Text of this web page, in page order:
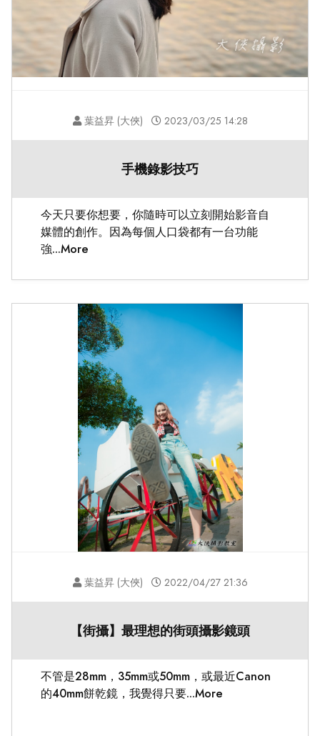
葉益昇 (大俠) 2023/03/25 14:28
手機錄影技巧
今天只要你想要，你隨時可以立刻開始影音自
媒體的創作。因為每個人口袋都有一台功能
強...More
葉益昇 (大俠) 2022/04/27 21:36
【街攝】最理想的街頭攝影鏡頭
不管是28mm，35mm或50mm，或最近Canon
的40mm餅乾鏡，我覺得只要...More